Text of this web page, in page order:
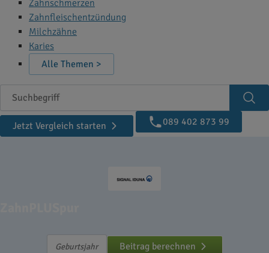
Zahnschmerzen
Zahnfleischentzündung
Milchzähne
Karies
Alle Themen >
Suchbegriff
Jetzt Vergleich starten
089 402 873 99
Beitrag berechnen